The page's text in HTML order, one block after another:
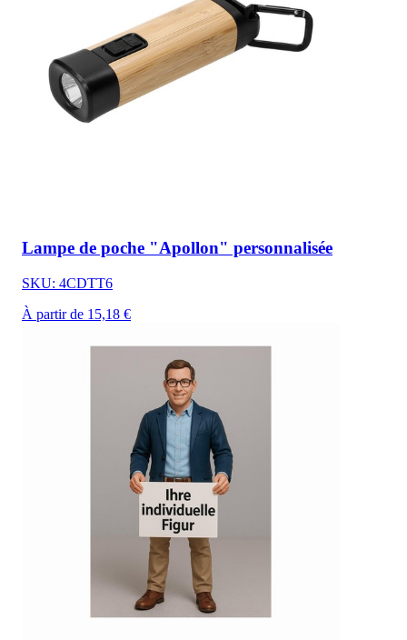
Lampe de poche "Apollon" personnalisée
SKU: 4CDTT6
À partir de 15,18 €